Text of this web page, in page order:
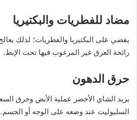
مضاد للفطريات والبكتيريا
يقضي على البكتيريا والفطريات؛ لذلك
رائحة العرق غير المرغوب فيها تحت الإبط.
حرق الدهون
يزيد الشاي الأخضر عملية الأيض وحرق
السليوليت عند وضعه على الوجه أو الجسم.